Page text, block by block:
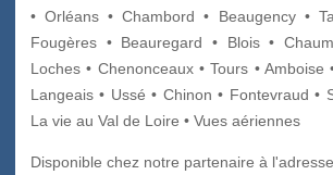
• Orléans • Chambord • Beaugency •
Fougères • Beauregard • Blois •
Loches • Chenonceaux • Tours • Amboise
Langeais • Ussé • Chinon • Fontevraud •
La vie au Val de Loire • Vues aériennes
Disponible chez notre partenaire à